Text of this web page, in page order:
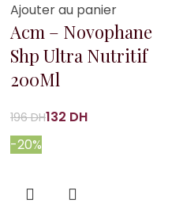
Ajouter au panier
Acm – Novophane
Shp Ultra Nutritif
200Ml
196DH132 DH
-20%